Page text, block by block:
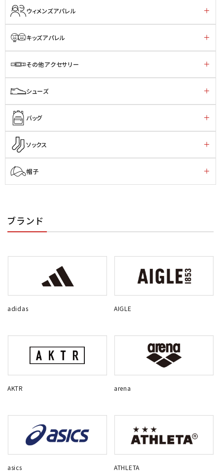
ウィメンズアパレル
キッズアパレル
その他アクセサリー
シューズ
バッグ
ソックス
帽子
ブランド
adidas AIGLE
AKTR arena
asics ATHLETA